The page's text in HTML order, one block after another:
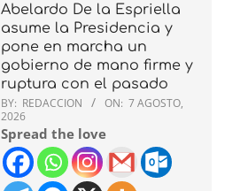
Abelardo De la Espriella
asume la Presidencia y
pone en marcha un
gobierno de mano firme y
ruptura con el pasado
BY: REDACCION ON: 7 AGOSTO,
2026
Spread the love